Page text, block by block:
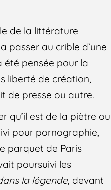
de la littérature
passer au crible d’une
été pensée pour la
liberté de création,
de presse ou autre.
qu’il est de la piètre ou
pour pornographie,
parquet de Paris
poursuivi les
la légende, devant